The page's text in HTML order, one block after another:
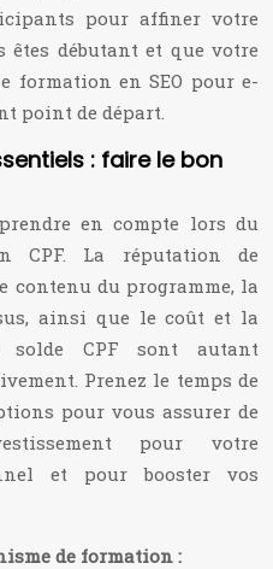
pour affiner votre
êtes débutant et que votre
formation en SEO pour e-
point de départ.
: faire le bon
en compte lors du
CPF. La réputation de
contenu du programme, la
ainsi que le coût et la
solde CPF sont autant
Prenez le temps de
pour vous assurer de
pour votre
et pour booster vos
de formation :